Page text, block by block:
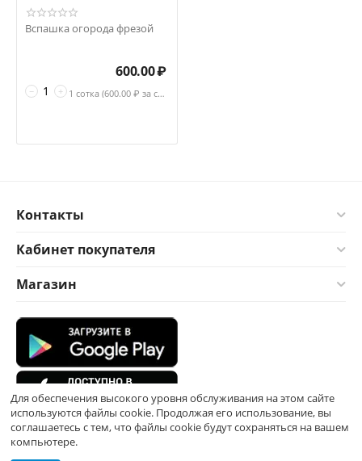
Вспашка огорода фрезой
+
−
600.00₽
1 сотка (600.00 ₽ за сотка)
Контакты
Кабинет покупателя
Магазин
Для обеспечения высокого уровня обслуживания на этом сайте
используются файлы cookie. Продолжая его использование, вы
соглашаетесь с тем, что файлы cookie будут сохраняться на вашем
компьютере.